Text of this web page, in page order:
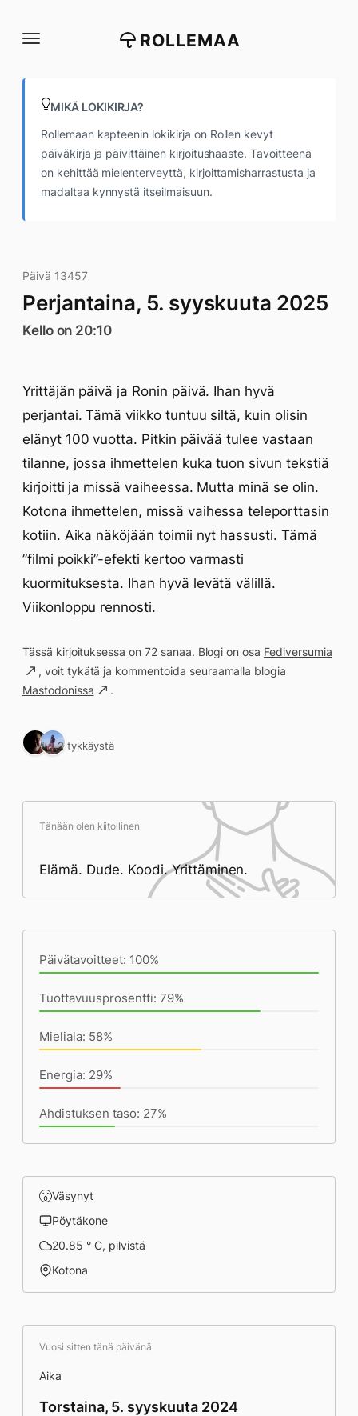
suoraan
ROLLEMAA
MIKÄ LOKIKIRJA?
Rollemaan kapteenin lokikirja on Rollen kevyt
päiväkirja ja päivittäinen kirjoitushaaste. Tavoitteena
on kehittää mielenterveyttä, kirjoittamisharrastusta ja
madaltaa kynnystä itseilmaisuun.
Päivä 13457
Perjantaina, 5. syyskuuta 2025
Kello on 20:10
Yrittäjän päivä ja Ronin päivä. Ihan hyvä
perjantai. Tämä viikko tuntuu siltä, kuin olisin
elänyt 100 vuotta. Pitkin päivää tulee vastaan
tilanne, jossa ihmettelen kuka tuon sivun tekstiä
kirjoitti ja missä vaiheessa. Mutta minä se olin.
Kotona ihmettelen, missä vaihessa teleporttasin
kotiin. Aika näköjään toimii nyt hassusti. Tämä
”filmi poikki”-efekti kertoo varmasti
kuormituksesta. Ihan hyvä levätä välillä.
Viikonloppu rennosti.
Tässä kirjoituksessa on 72 sanaa. Blogi on osa Fediversumia
, voit tykätä ja kommentoida seuraamalla blogia
Mastodonissa
.
2 tykkäystä
Tänään olen kiitollinen
Elämä. Dude. Koodi. Yrittäminen.
Päivätavoitteet: 100%
Tuottavuusprosentti: 79%
Mieliala: 58%
Energia: 29%
Ahdistuksen taso: 27%
Väsynyt
Pöytäkone
20.85 ° C, pilvistä
Kotona
Vuosi sitten tänä päivänä
Aika
Torstaina, 5. syyskuuta 2024